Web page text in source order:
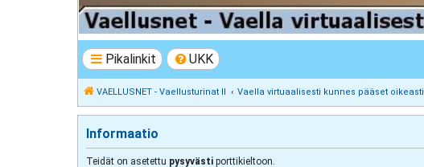
Pikalinkit UKK
VAELLUSNET - Vaellusturinat II Vaella virtuaalisesti kunnes pääset oikeasti
Informaatio
Teidät on asetettu pysyvästi porttikieltoon.